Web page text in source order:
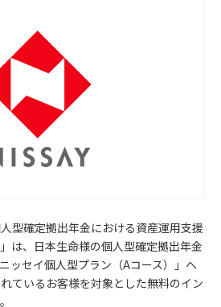
型確定拠出年金における資産運用支援
は、日本生命様の個人型確定拠出年金
ッセイ個人型プラン（Aコース）」へ
ているお客様を対象とした無料のイン